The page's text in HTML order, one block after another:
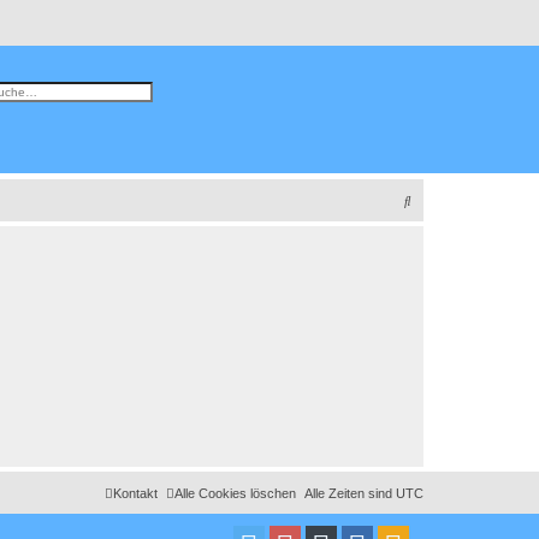
Suche
S
Alle Zeiten sind UTC
Alle Cookies löschen
Kontakt